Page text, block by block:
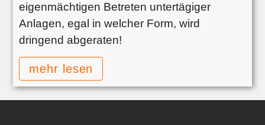
eigenmächtigen Betreten untertägiger
Anlagen, egal in welcher Form, wird
dringend abgeraten!
mehr lesen